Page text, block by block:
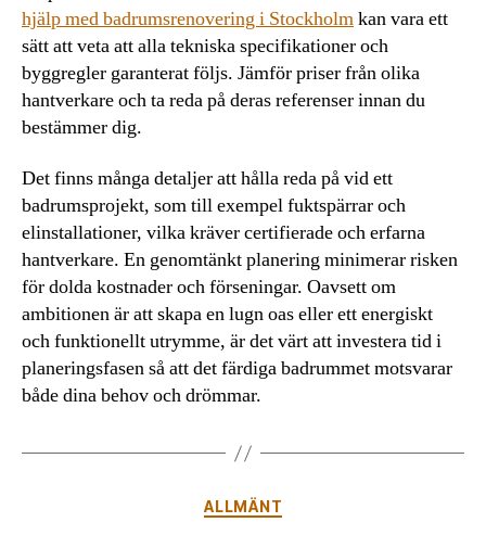
hjälp med badrumsrenovering i Stockholmkan vara ett
sätt att veta att alla tekniska specifikationer och
byggregler garanterat följs. Jämför priser från olika
hantverkare och ta reda på deras referenser innan du
bestämmer dig.
Det finns många detaljer att hålla reda på vid ett
badrumsprojekt, som till exempel fuktspärrar och
elinstallationer, vilka kräver certifierade och erfarna
hantverkare. En genomtänkt planering minimerar risken
för dolda kostnader och förseningar. Oavsett om
ambitionen är att skapa en lugn oas eller ett energiskt
och funktionellt utrymme, är det värt att investera tid i
planeringsfasen så att det färdiga badrummet motsvarar
både dina behov och drömmar.
Kategorier
ALLMÄNT